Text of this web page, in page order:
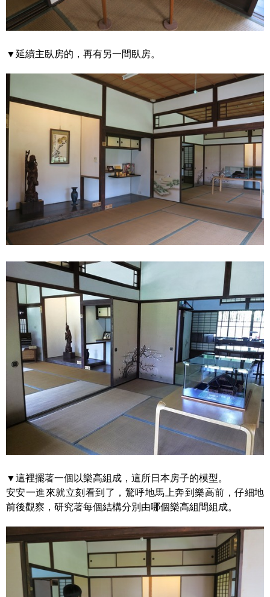
▼延續主臥房的，再有另一間臥房。
▼這裡擺著一個以樂高組成，這所日本房子的模型。
安安一進來就立刻看到了，驚呼地馬上奔到樂高前，仔細地
前後觀察，研究著每個結構分別由哪個樂高組間組成。